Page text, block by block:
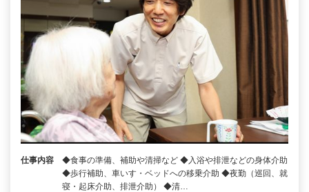
仕事内容
◆食事の準備、補助や清掃など ◆入浴や排泄などの身体介助
◆歩行補助、車いす・ベッドへの移乗介助 ◆夜勤（巡回、就
寝・起床介助、排泄介助） ◆清…